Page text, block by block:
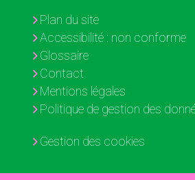
Plan du site
Accessibilité : non conforme
Glossaire
Contact
Mentions légales
Politique de gestion des
Gestion des cookies